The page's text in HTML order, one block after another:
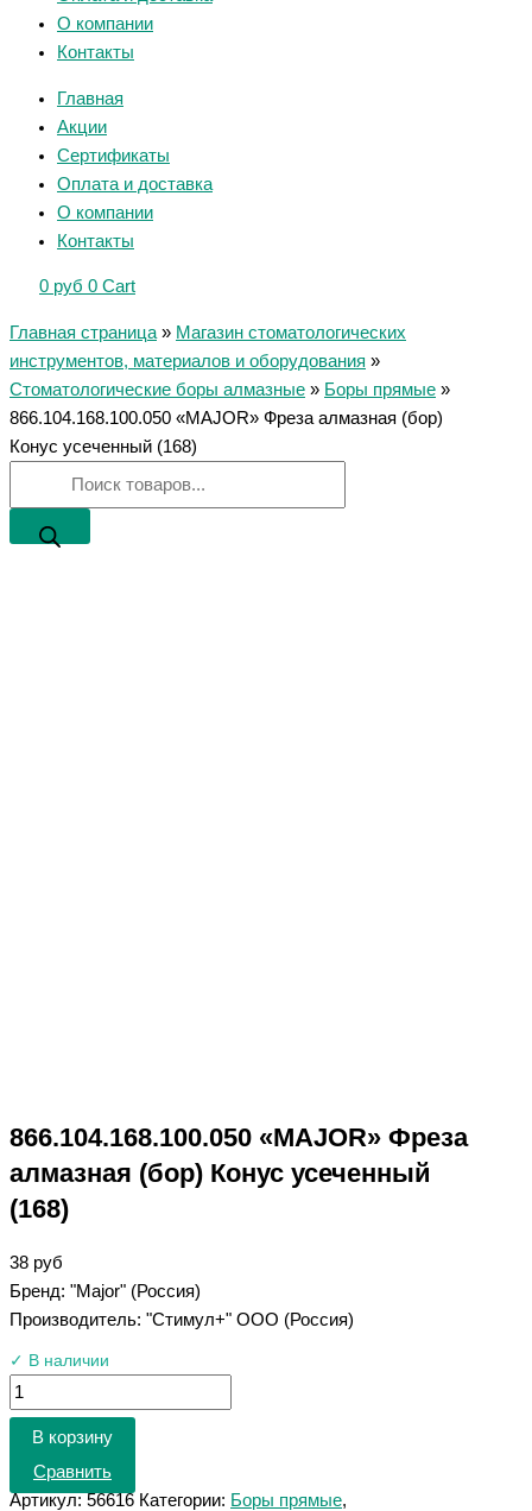
О компании
Контакты
Главная
Акции
Сертификаты
Оплата и доставка
О компании
Контакты
0 руб 0 Cart
Главная страница » Магазин стоматологических
инструментов, материалов и оборудования »
Стоматологические боры алмазные » Боры прямые »
866.104.168.100.050 «MAJOR» Фреза алмазная (бор)
Конус усеченный (168)
866.104.168.100.050 «MAJOR» Фреза
алмазная (бор) Конус усеченный
(168)
38 руб
Бренд: "Major" (Россия)
Производитель: "Стимул+" ООО (Россия)
✓ В наличии
В корзину
Сравнить
Артикул:56616 Категории: Боры прямые,